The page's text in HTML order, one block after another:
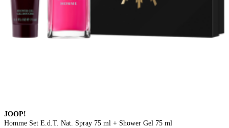
JOOP!
Homme Set E.d.T. Nat. Spray 75 ml + Shower Gel 75 ml